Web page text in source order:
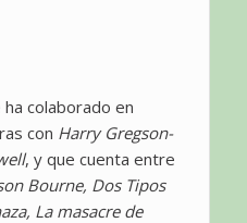
ha colaborado en
con Harry Gregson-
, y que cuenta entre
Bourne, Dos Tipos
La masacre de